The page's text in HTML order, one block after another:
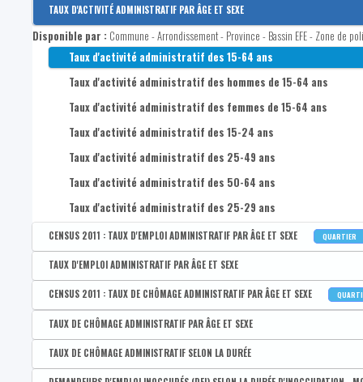
Disponible par :Commune - Arrondissement - Province - Bassin EFE - Zone de
CENSUS 2011 : Taux d'activité administratif des 15-64 ans
CENSUS 2011 : Taux d'activité administratif des hommes de
CENSUS 2011 : Taux d'activité administratif des femmes de
CENSUS 2011 : Taux d'activité administratif des 15-24 ans
CENSUS 2011 : Taux d'activité administratif des 25-49 ans
CENSUS 2011 : Taux d'activité administratif des 50-64 ans
TAUX D'ACTIVITÉ ADMINISTRATIF PAR ÂGE ET SEXE
Disponible par : Commune - Arrondissement - Province - Bassin EFE - Zone de
Taux d'activité administratif des 15-64 ans
Taux d'activité administratif des hommes de 15-64 ans
Taux d'activité administratif des femmes de 15-64 ans
Taux d'activité administratif des 15-24 ans
Taux d'activité administratif des 25-49 ans
Taux d'activité administratif des 50-64 ans
Taux d'activité administratif des 25-29 ans
CENSUS 2011 : TAUX D'EMPLOI ADMINISTRATIF PAR ÂGE ET SEXE QUARTIER
Disponible par :Commune - Arrondissement - Province - Bassin EFE - Zone de
CENSUS 2011 : Taux d'emploi administratif des 15-64 ans
CENSUS 2011 : Taux d'emploi administratif des hommes
CENSUS 2011 : Taux d'emploi administratif des femmes
CENSUS 2011 : Taux d'emploi administratif des 15-24 ans
TAUX D'EMPLOI ADMINISTRATIF PAR ÂGE ET SEXE
Disponible par : Commune - Arrondissement - Province - Bassin EFE - Zone de
Taux d'emploi administratif des 15-64 ans
Taux d'emploi administratif des hommes de 15-64 ans
Taux d'emploi administratif des femmes de 15-64 ans
CENSUS 2011 : TAUX DE CHÔMAGE ADMINISTRATIF PAR ÂGE ET SEXE
Disponible par :Commune - Arrondissement - Province - Bassin EFE - Zone de
CENSUS 2011 : Taux de chômage administratif des 15-64 ans
CENSUS 2011 : Taux de chômage administratif des hommes
TAUX DE CHÔMAGE ADMINISTRATIF PAR ÂGE ET SEXE
Disponible par :Commune - Arrondissement - Province - Bassin EFE - Zone de
Taux de chômage administratif des 15-64 ans
TAUX DE CHÔMAGE ADMINISTRATIF SELON LA DURÉE